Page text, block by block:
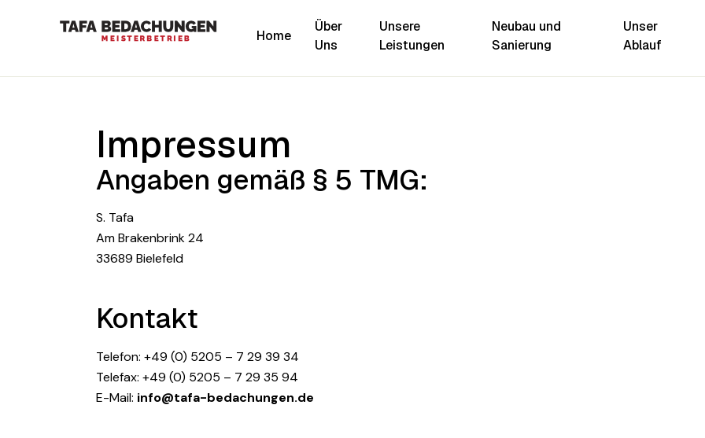
Home
Über
Uns
Unsere
Leistungen
Neubau und
Sanierung
Unser
Ablauf
Home
Über Uns
Unsere Leistungen
Neubau und Sanierung
Unser Ablauf
FAQ
Impressum
Angaben gemäß § 5 TMG:
S. Tafa
Am Brakenbrink 24
33689 Bielefeld
Kontakt
Telefon: +49 (0) 5205 – 7 29 39 34
Telefax: +49 (0) 5205 – 7 29 35 94
E-Mail: info@tafa-bedachungen.de